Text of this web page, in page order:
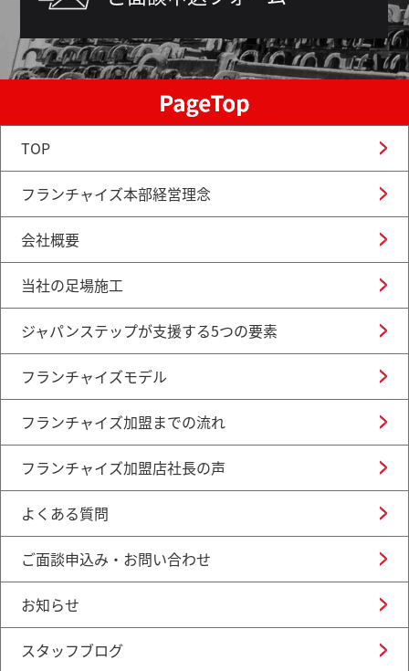
TOP
フランチャイズ本部経営理念
会社概要
当社の足場施工
ジャパンステップが支援する5つの要素
フランチャイズモデル
フランチャイズ加盟までの流れ
フランチャイズ加盟店社長の声
よくある質問
ご面談申込み・お問い合わせ
お知らせ
スタッフブログ